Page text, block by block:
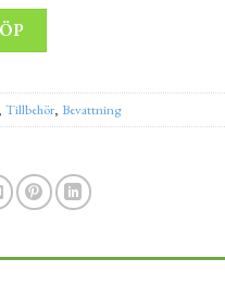
skarv hård slang 16 mm mängd
, Tillbehör, Bevattning